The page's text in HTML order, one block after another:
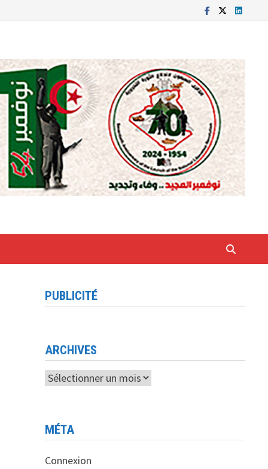
PUBLICITÉ
ARCHIVES
Archives
MÉTA
Connexion